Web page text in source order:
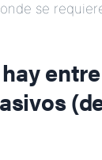
se